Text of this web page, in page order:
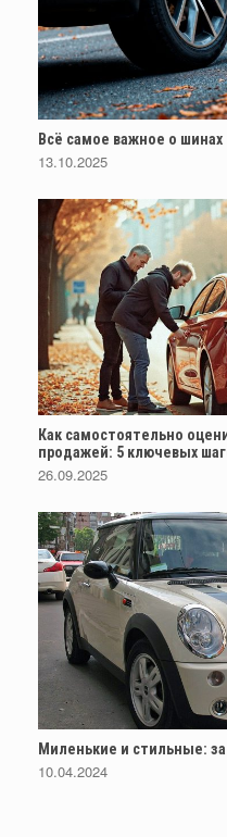
Всё самое важное о шинах
13.10.2025
Как самостоятельно
продажей: 5 ключевых
26.09.2025
Миленькие и стильные:
10.04.2024